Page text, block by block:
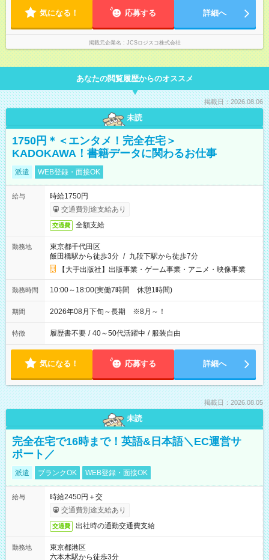
気になる！ 応募する 詳細へ
掲載元企業名 JCSロジスコ株式会社
あなたの閲覧履歴からのオススメ
掲載日：2026.08.06
未読
1750円＊＜エンタメ！完全在宅＞
KADOKAWA！書籍データに関わるお仕事
派遣 WEB登録・面接OK
給与
時給1750円
交通費別途支給あり
交通費 全額支給
勤務地
東京都千代田区
飯田橋駅から徒歩3分 / 九段下駅から徒歩7分
【大手出版社】出版事業・ゲーム事業・アニメ・映像事業
勤務時間 10:00～18:00(実働7時間 休憩1時間)
期間 2026年08月下旬～長期 ※8月～！
特徴 履歴書不要 / 40～50代活躍中 / 服装自由
気になる！ 応募する 詳細へ
掲載日：2026.08.05
未読
完全在宅で16時まで！英語&日本語＼EC運営サ
ポート／
派遣 ブランクOK WEB登録・面接OK
給与
時給2450円＋交
交通費別途支給あり
交通費 出社時の通勤交通費支給
勤務地
東京都港区
六本木駅から徒歩3分